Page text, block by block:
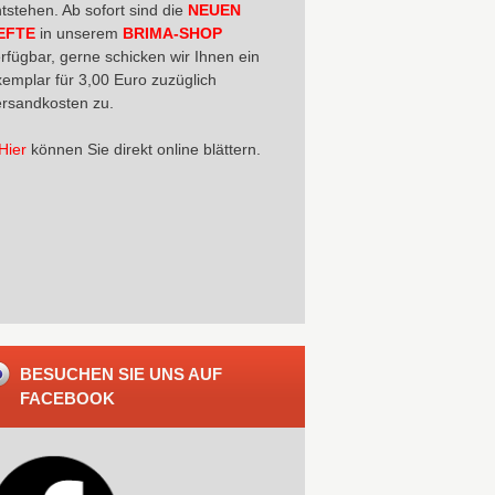
Ab sofort sind die NEUEN
in unserem BRIMA-SHOP
gerne schicken wir Ihnen ein
für 3,00 Euro zuzüglich
zu.
können Sie direkt online blättern.
BESUCHEN SIE UNS AUF
FACEBOOK